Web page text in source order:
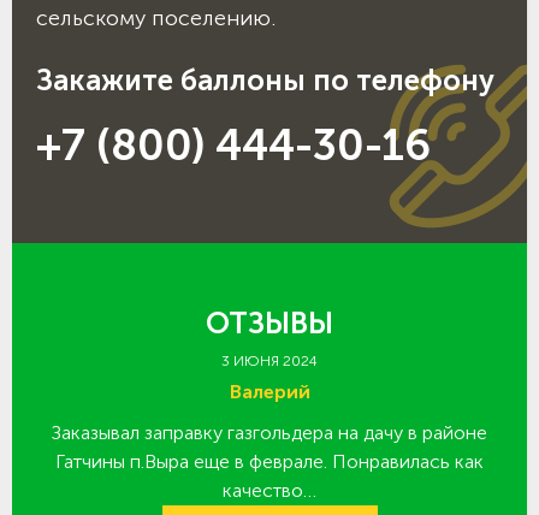
сельскому поселению.
Закажите баллоны по телефону
+7 (800) 444-30-16
ОТЗЫВЫ
3 ИЮНЯ 2024
Валерий
Заказывал заправку газгольдера на дачу в районе
Гатчины п.Выра еще в феврале. Понравилась как
качество…